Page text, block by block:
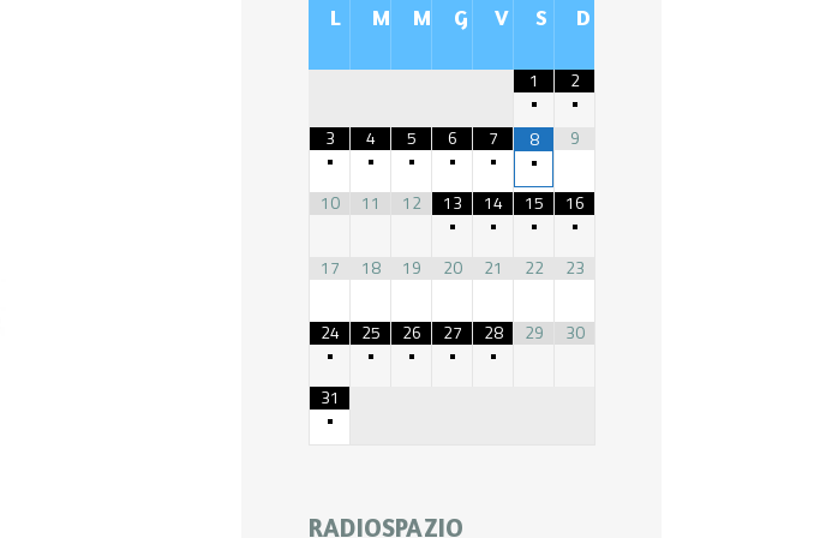
L M M G V S D
1
•
2
•
3
•
4
•
5
•
6
•
7
•
8
•
9
10 11 12
13
•
14
•
15
•
16
•
17
18 19 20 21 22 23
24
•
25
•
26
•
27
•
28
•
29 30
31
•
RADIOSPAZIO